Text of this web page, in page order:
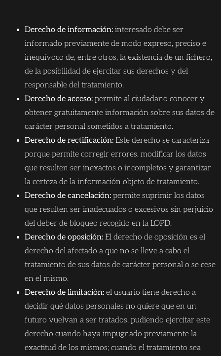
Derecho de información: interesado debe ser
informado previamente de modo expreso, preciso e
inequívoco de, entre otros, la existencia de un fichero,
de la posibilidad de ejercitar sus derechos y del
responsable del tratamiento.
Derecho de acceso: permite al ciudadano conocer y
obtener gratuitamente información sobre sus datos de
carácter personal sometidos a tratamiento.
Derecho de rectificación: Este derecho se caracteriza
porque permite corregir errores, modificar los datos
que resulten ser inexactos o incompletos y garantizar
la certeza de la información objeto de tratamiento.
Derecho de cancelación: permite suprimir los datos
que resulten ser inadecuados o excesivos sin perjuicio
del deber de bloqueo recogido en la LOPD.
Derecho de oposición: El derecho de oposición es el
derecho del afectado a que no se lleve a cabo el
tratamiento de sus datos de carácter personal o se cese
en el mismo.
Derecho de limitación: el usuario tiene derecho a
decidir qué datos personales no quiere que en un
futuro vuelvan a ser tratados, pudiendo ejercitar este
derecho cuando haya impugnado previamente la
exactitud de los mismos; cuando el tratamiento sea